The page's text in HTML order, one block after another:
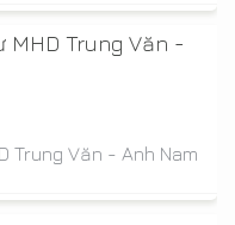
Trung Văn - Anh Nam